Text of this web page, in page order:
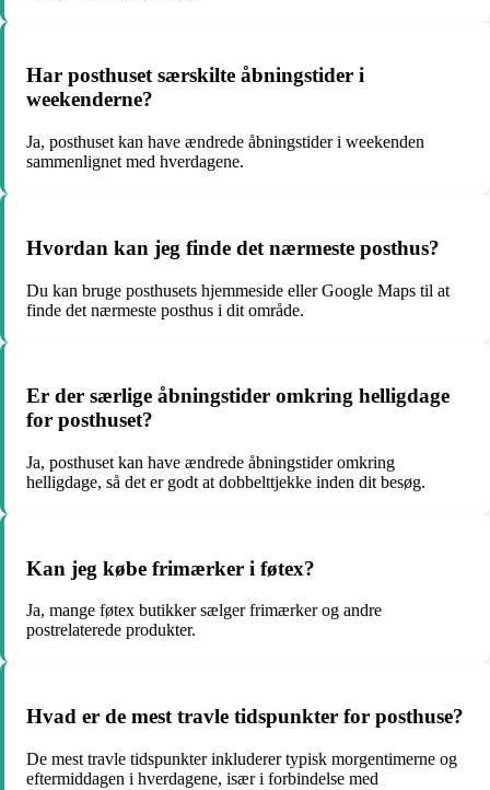
Har posthuset særskilte åbningstider i
weekenderne?
Ja, posthuset kan have ændrede åbningstider i weekenden
sammenlignet med hverdagene.
Hvordan kan jeg finde det nærmeste posthus?
Du kan bruge posthusets hjemmeside eller Google Maps til at
finde det nærmeste posthus i dit område.
Er der særlige åbningstider omkring helligdage
for posthuset?
Ja, posthuset kan have ændrede åbningstider omkring
helligdage, så det er godt at dobbelttjekke inden dit besøg.
Kan jeg købe frimærker i føtex?
Ja, mange føtex butikker sælger frimærker og andre
postrelaterede produkter.
Hvad er de mest travle tidspunkter for posthuse?
De mest travle tidspunkter inkluderer typisk morgentimerne og
eftermiddagen i hverdagene, især i forbindelse med